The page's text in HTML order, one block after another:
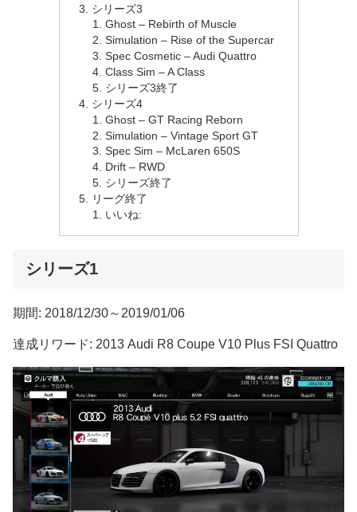
シリーズ3
Ghost – Rebirth of Muscle
Simulation – Rise of the Supercar
Spec Cosmetic – Audi Quattro
Class Sim – A Class
シリーズ3終了
シリーズ4
Ghost – GT Racing Reborn
Simulation – Vintage Sport GT
Spec Sim – McLaren 650S
Drift – RWD
シリーズ終了
リーグ終了
いいね:
シリーズ1
期間: 2018/12/30～2019/01/06
達成リワード: 2013 Audi R8 Coupe V10 Plus FSI Quattro